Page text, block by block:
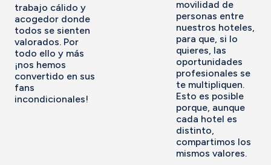
trabajo cálido y
acogedor donde
todos se sienten
valorados. Por
todo ello y más
¡nos hemos
convertido en sus
fans
incondicionales!
movilidad de
personas entre
nuestros hoteles,
para que, si lo
quieres, las
oportunidades
profesionales se
te multipliquen.
Esto es posible
porque, aunque
cada hotel es
distinto,
compartimos los
mismos valores.